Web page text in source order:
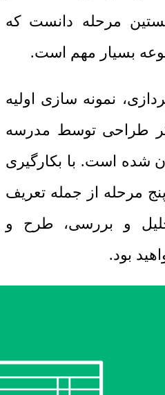
مرحله دانست که
بسیار مهم است.
نمونه سازی اولیه
طراحی توسط مدرسه
شده است. با بکارگیری
مرحله از جمله تعریف
و بررسی، طرح و
بود.